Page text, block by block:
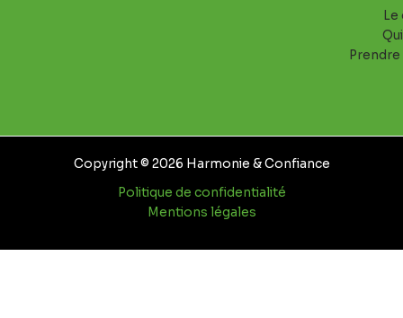
Copyright © 2026 Harmonie & Confiance
Politique de confidentialité
Mentions légales